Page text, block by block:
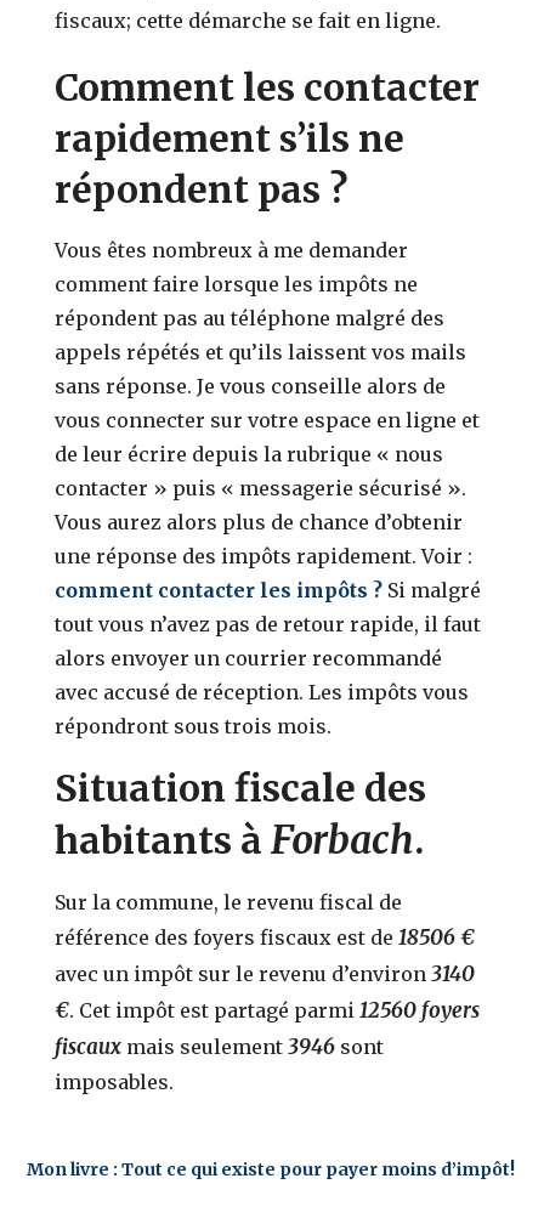
fiscaux; cette démarche se fait en ligne.
Comment les contacter
rapidement s’ils ne
répondent pas ?
Vous êtes nombreux à me demander
comment faire lorsque les impôts ne
répondent pas au téléphone malgré des
appels répétés et qu’ils laissent vos mails
sans réponse. Je vous conseille alors de
vous connecter sur votre espace en ligne et
de leur écrire depuis la rubrique « nous
contacter » puis « messagerie sécurisé ».
Vous aurez alors plus de chance d’obtenir
une réponse des impôts rapidement. Voir :
comment contacter les impôts ? Si malgré
tout vous n’avez pas de retour rapide, il faut
alors envoyer un courrier recommandé
avec accusé de réception. Les impôts vous
répondront sous trois mois.
Situation fiscale des
habitants àForbach.
Sur la commune, le revenu fiscal de
référence des foyers fiscaux est de 18506 €
avec un impôt sur le revenu d’environ 3140
€. Cet impôt est partagé parmi 12560 foyers
fiscaux mais seulement 3946 sont
imposables.
Mon livre : Tout ce qui existe pour payer moins d’impôt!